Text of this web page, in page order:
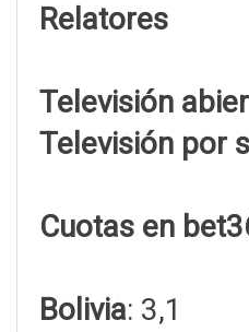
Relatores
Televisión
Televisión por
Cuotas en
Bolivia: 3,1